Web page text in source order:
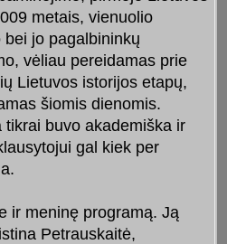
metais, vienuolio
bei jo pagalbininkų
vėliau pereidamas prie
Lietuvos istorijos etapų,
šiomis dienomis.
tikrai buvo akademiška ir
gal kiek per
ir meninę programą. Ją
Petrauskaitė,